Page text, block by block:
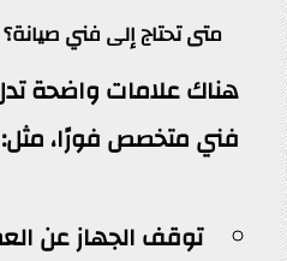
متى تحتاج إلى فني صيانة؟
هناك علامات واضحة
فني متخصص فورًا، مثل:
توقف الجهاز عن